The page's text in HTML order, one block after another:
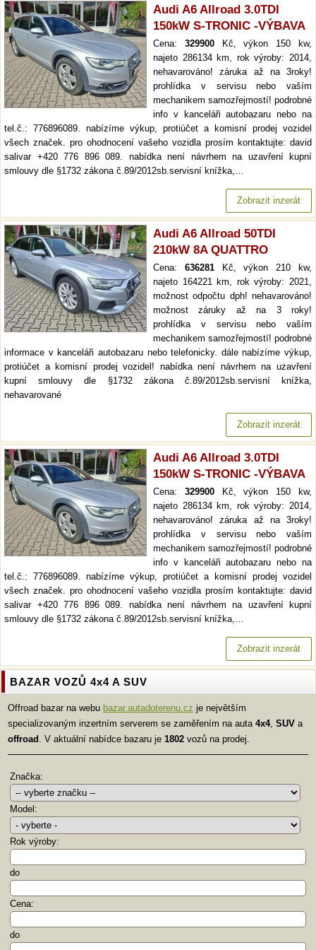
Audi A6 Allroad 3.0TDI
150kW S-TRONIC -VÝBAVA
Cena: 329900Kč, výkon 150 kw,
najeto 286134 km, rok výroby: 2014,
nehavarováno! záruka až na 3roky!
prohlídka v servisu nebo vaším
mechanikem samozřejmostí! podrobné
info v kanceláři autobazaru nebo na
tel.č.: 776896089. nabízíme výkup, protiúčet a komisní prodej vozidel
všech značek. pro ohodnocení vašeho vozidla prosím kontaktujte: david
salivar +420 776 896 089. nabídka není návrhem na uzavření kupní
smlouvy dle §1732 zákona č.89/2012sb.servisní knížka,…
Zobrazit inzerát
Audi A6 Allroad 50TDI
210kW 8A QUATTRO
Cena: 636281Kč, výkon 210 kw,
najeto 164221 km, rok výroby: 2021,
možnost odpočtu dph! nehavarováno!
možnost záruky až na 3 roky!
prohlídka v servisu nebo vaším
mechanikem samozřejmostí! podrobné
informace v kanceláři autobazaru nebo telefonicky. dále nabízíme výkup,
protiúčet a komisní prodej vozidel! nabídka není návrhem na uzavření
kupní smlouvy dle §1732 zákona č.89/2012sb.servisní knížka,
nehavarované
Zobrazit inzerát
Audi A6 Allroad 3.0TDI
150kW S-TRONIC -VÝBAVA
Cena: 329900Kč, výkon 150 kw,
najeto 286134 km, rok výroby: 2014,
nehavarováno! záruka až na 3roky!
prohlídka v servisu nebo vaším
mechanikem samozřejmostí! podrobné
info v kanceláři autobazaru nebo na
tel.č.: 776896089. nabízíme výkup, protiúčet a komisní prodej vozidel
všech značek. pro ohodnocení vašeho vozidla prosím kontaktujte: david
salivar +420 776 896 089. nabídka není návrhem na uzavření kupní
smlouvy dle §1732 zákona č.89/2012sb.servisní knížka,…
Zobrazit inzerát
BAZAR VOZŮ 4x4 A SUV
Offroad bazar na webu bazar.autadoterenu.cz je největším
specializovaným inzertním serverem se zaměřením na auta 4x4, SUV a
offroad . V aktuální nabídce bazaru je 1802 vozů na prodej.
Značka:
Model:
Rok výroby:
do
Cena:
do